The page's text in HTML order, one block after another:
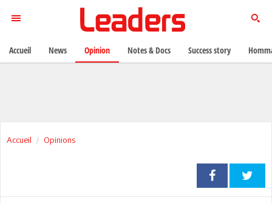
Accueil Opinions
Accueil News Opinion Notes & Docs Success story